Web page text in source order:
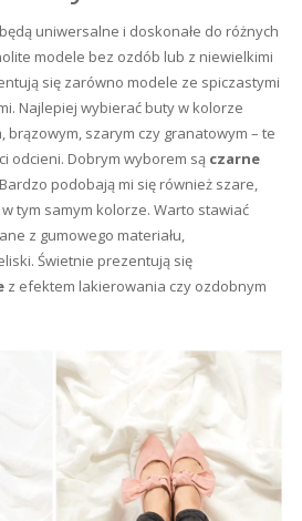
uniwersalne i doskonałe do różnych
modele bez ozdób lub z niewielkimi
się zarówno modele ze spiczastymi
Najlepiej wybierać buty w kolorze
brązowym, szarym czy granatowym – te
odcieni. Dobrym wyborem są czarne
podobają mi się również szare,
tym samym kolorze. Warto stawiać
z gumowego materiału,
Świetnie prezentują się
z efektem lakierowania czy ozdobnym